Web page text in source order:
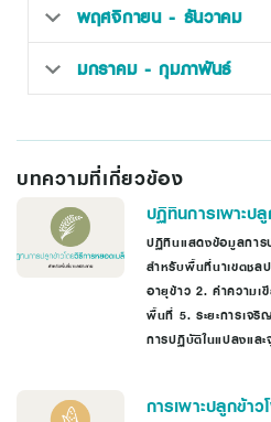
พฤศจิกายน - ธันวาคม
มกราคม - กุมภาพันธ์
บทความที่เกี่ยวข้อง
ปฏิทินการเพาะป
สำหรับพื้นที่นาเข
ปฏิทินแสดงข้อมูลการ
สำหรับพื้นที่นาเขตชล
อายุข้าว 2. ค่าความ
พื้นที่ 5. ระยะการเจริ
การปฏิบัติในแปลงแล
การเพาะปลูกข้า